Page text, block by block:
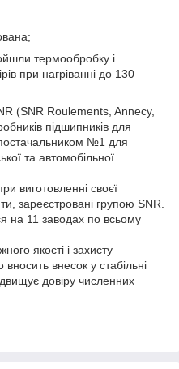
термообробку і
при нагріванні до 130
(SNR Roulements, Annecy,
підшипників для
постачальником №1 для
та автомобільної
виготовленні своєї
зареєстровані групою SNR.
на 11 заводах по всьому
якості і захисту
внесок у стабільні
довіру численних